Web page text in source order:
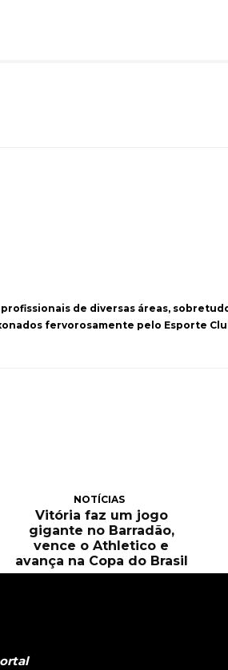
de diversas áreas,
fervorosamente pelo Esporte
NOTÍCIAS
Vitória faz um jogo
gigante no Barradão,
vence o Athletico e
avança na Copa do Brasil